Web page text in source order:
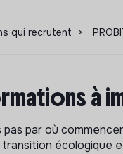
qui recrutent >
à
par où
écologique